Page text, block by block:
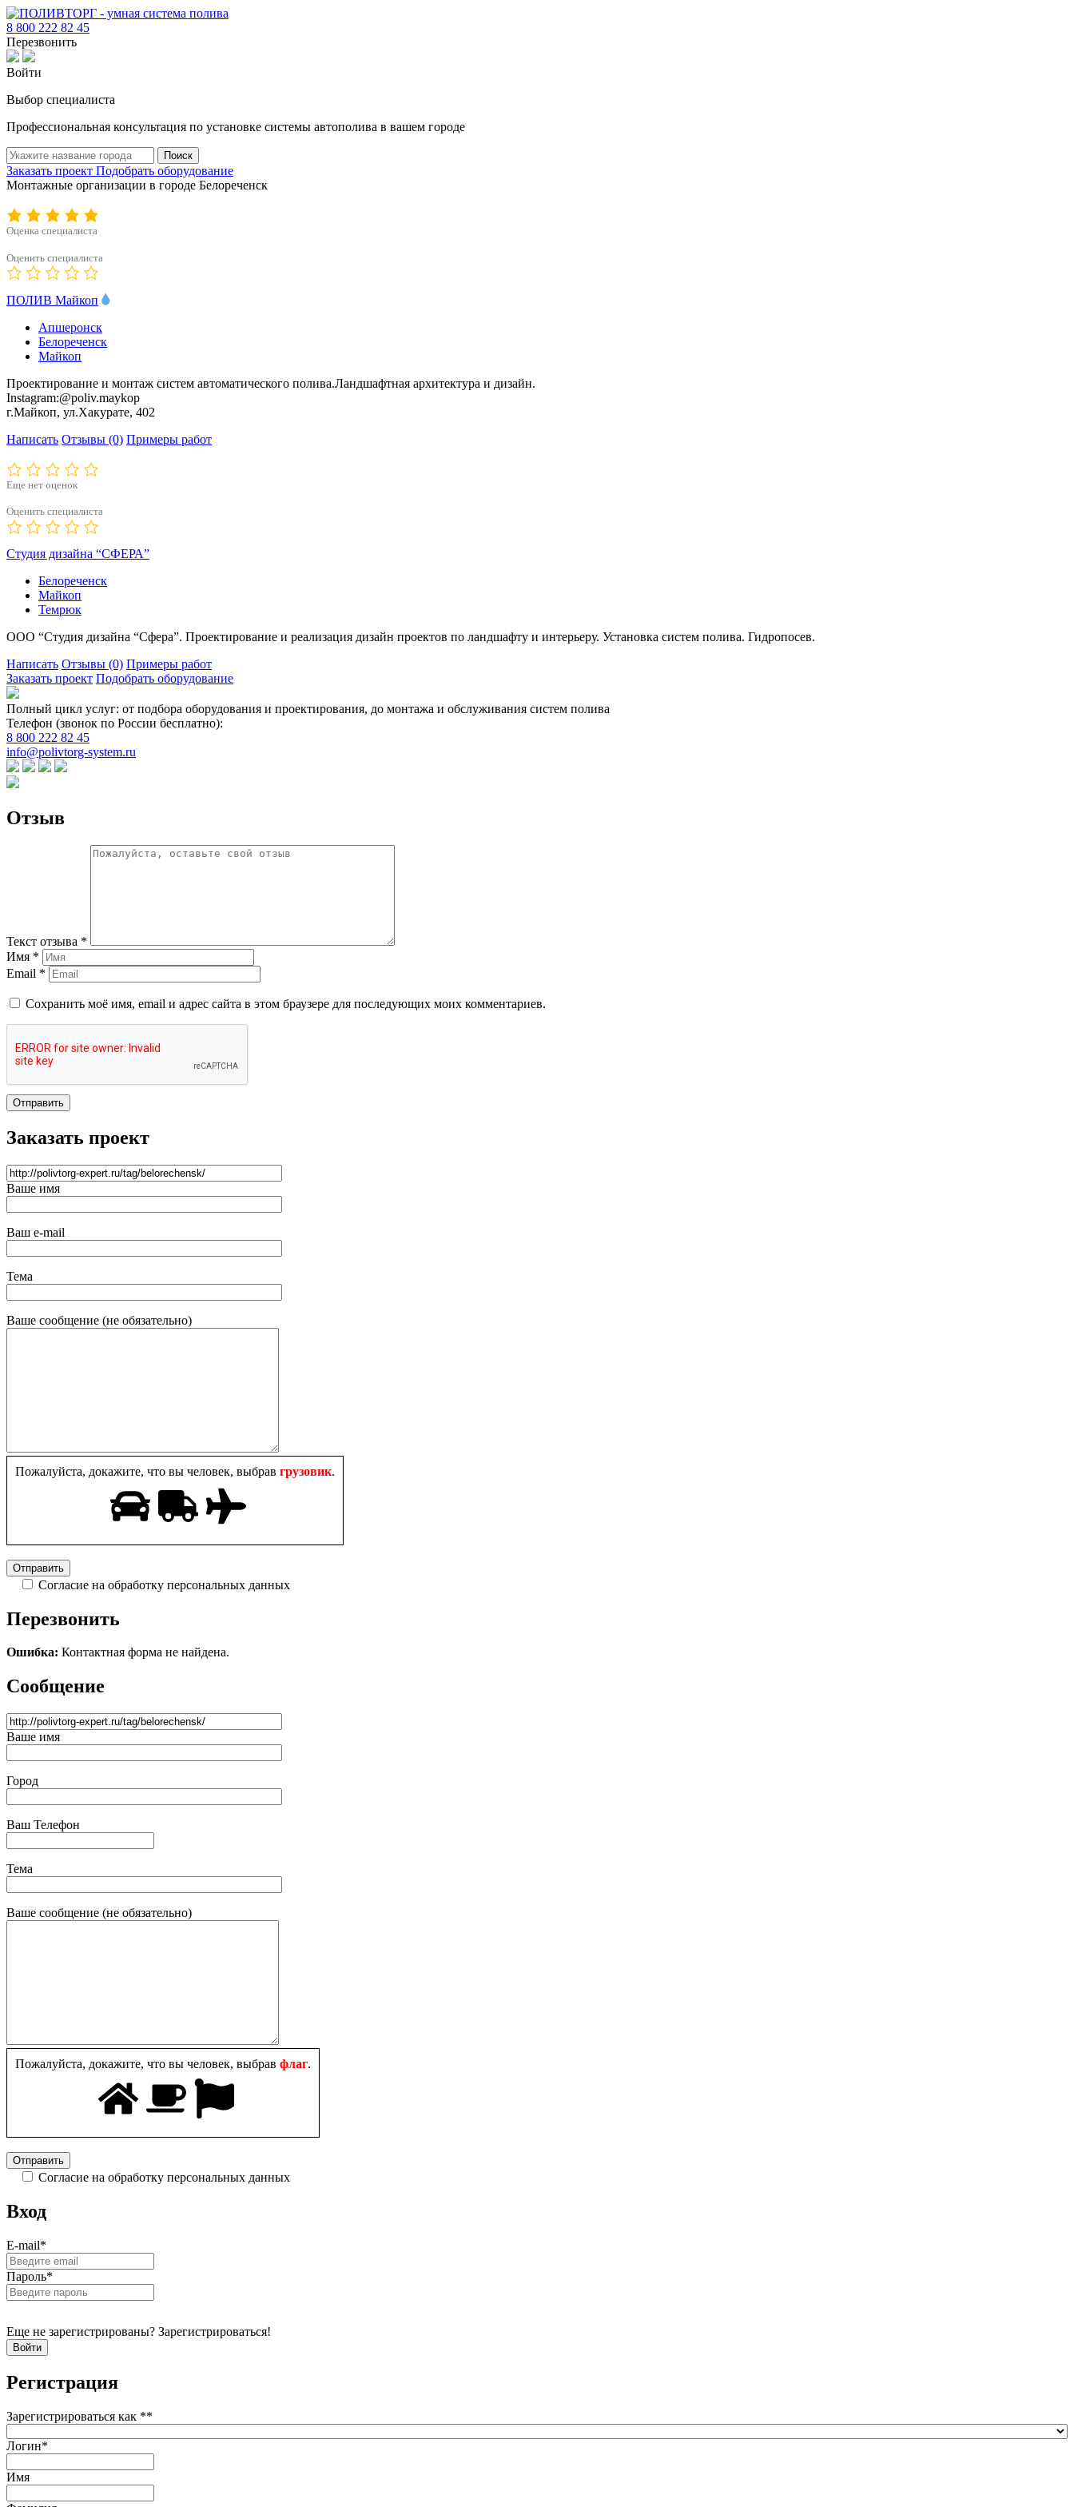
8 800 222 82 45
Перезвонить
Войти
Выбор специалиста
Профессиональная консультация по установке системы автополива в вашем городе
Поиск
Заказать проект Подобрать оборудование
Монтажные организации в городе Белореченск
Оценка специалиста
Оценить специалиста
ПОЛИВ Майкоп
Апшеронск
Белореченск
Майкоп
Проектирование и монтаж систем автоматического полива.Ландшафтная архитектура и дизайн.
Instagram:@poliv.maykop
г.Майкоп, ул.Хакурате, 402
Написать Отзывы (0) Примеры работ
Еще нет оценок
Оценить специалиста
Студия дизайна “СФЕРА”
Белореченск
Майкоп
Темрюк
ООО “Студия дизайна “Сфера”. Проектирование и реализация дизайн проектов по ландшафту и интерьеру. Установка систем полива. Гидропосев.
Написать Отзывы (0) Примеры работ
Заказать проект Подобрать оборудование
Полный цикл услуг: от подбора оборудования и проектирования, до монтажа и обслуживания систем полива
Телефон (звонок по России бесплатно):
8 800 222 82 45
info@polivtorg-system.ru
Отзыв
Текст отзыва *
Имя *
Email *
Сохранить моё имя, email и адрес сайта в этом браузере для последующих моих комментариев.
Отправить
Заказать проект
Ваше имя
Ваш e-mail
Тема
Ваше сообщение (не обязательно)
Пожалуйста, докажите, что вы человек, выбрав грузовик.
Согласие на обработку персональных данных
Перезвонить
Ошибка: Контактная форма не найдена.
Сообщение
Ваше имя
Город
Ваш Телефон
Тема
Ваше сообщение (не обязательно)
Пожалуйста, докажите, что вы человек, выбрав флаг.
Согласие на обработку персональных данных
Вход
E-mail*
Пароль*
Еще не зарегистрированы? Зарегистрироваться!
Регистрация
Зарегистрироваться как **
Логин*
Имя